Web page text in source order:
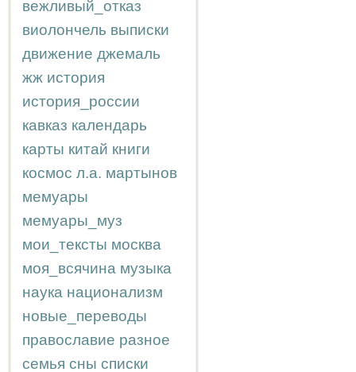
вежливый_отказ
виолончель выписки
движение джемаль
жж история
история_россии
кавказ календарь
карты китай книги
космос л.а. мартынов
мемуары
мемуары_муз
мои_тексты москва
моя_всячина музыка
наука национализм
новые_переводы
православие разное
семья сны списки